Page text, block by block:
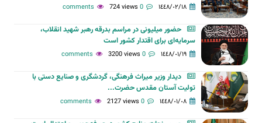
١٤٤٨/٠٢/١٨ 0 comments
724 views
حضور میلیونی در مراسم بدرقه رهبر شهید انقلاب،
سرمایه‌ای برای اقتدار کشور است
١٤٤٨/٠١/١٩ 0 comments
3200 views
دیدار وزیر میراث فرهنگی، گردشگری و صنایع دستی با
تولیت آستان مقدس حضرت...
١٤٤٨/٠١/٠٨ 0 comments
2127 views